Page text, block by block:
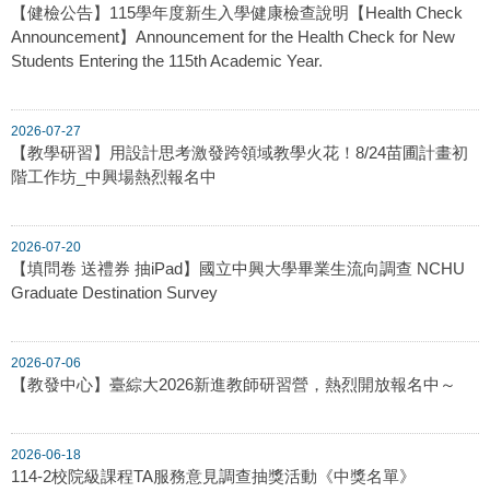
【健檢公告】115學年度新生入學健康檢查說明【Health Check
Announcement】Announcement for the Health Check for New
Students Entering the 115th Academic Year.
2026-07-27
【教學研習】用設計思考激發跨領域教學火花！8/24苗圃計畫初
階工作坊_中興場熱烈報名中
2026-07-20
【填問卷 送禮券 抽iPad】國立中興大學畢業生流向調查 NCHU
Graduate Destination Survey
2026-07-06
【教發中心】臺綜大2026新進教師研習營，熱烈開放報名中～
2026-06-18
114-2校院級課程TA服務意見調查抽獎活動《中獎名單》